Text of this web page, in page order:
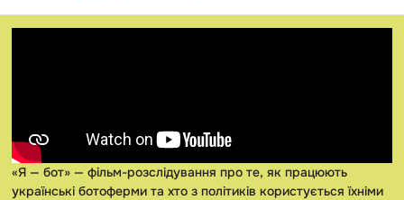
«Я — бот» — фільм-розслідування про те, як працюють
українські ботоферми та хто з політиків користується їхніми